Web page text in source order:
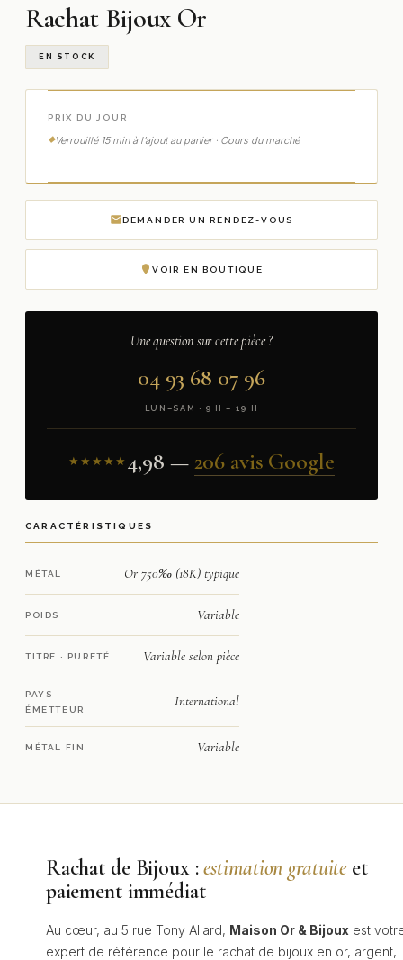
Rachat Bijoux Or
EN STOCK
PRIX DU JOUR
Verrouillé 15 min à l’ajout au panier · Cours du marché
DEMANDER UN RENDEZ-VOUS
VOIR EN BOUTIQUE
Une question sur cette pièce ?
04 93 68 07 96
LUN–SAM · 9 H – 19 H
★★★★★4,98 —206 avis Google
CARACTÉRISTIQUES
MÉTAL Or 750‰ (18K) typique
POIDS Variable
TITRE · PURETÉ Variable selon pièce
PAYS
ÉMETTEUR
International
MÉTAL FIN Variable
Rachat de Bijoux :estimation gratuite et
paiement immédiat
Au cœur, au 5 rue Tony Allard, Maison Or & Bijoux est
expert de référence pour le rachat de bijoux en or, argent,